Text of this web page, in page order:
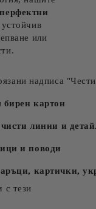
или
надписа
бирен картон
чисти линии и
и поводи
картички,
с тези